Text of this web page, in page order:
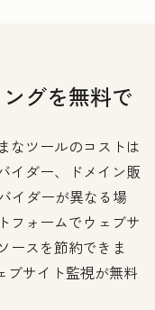
グを無料で
なツールのコストは
イダー、ドメイン販
イダーが異なる場
フォームでウェブサ
ースを節約できま
ブサイト監視が無料